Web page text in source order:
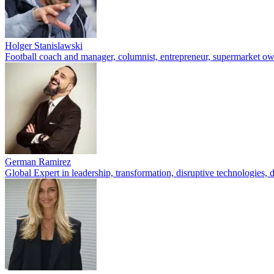
Holger Stanislawski
Football coach and manager, columnist, entrepreneur, supermarket
German Ramirez
Global Expert in leadership, transformation, disruptive